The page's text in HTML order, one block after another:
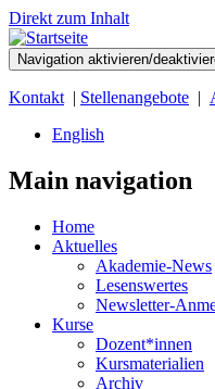
Direkt zum Inhalt
Navigation aktivieren/
Kontakt | Stellenangebote |
English
Main navigation
Home
Aktuelles
Akademie-News
Lesenswertes
Newsletter-
Kurse
Dozent*innen
Kursmaterialien
Archiv